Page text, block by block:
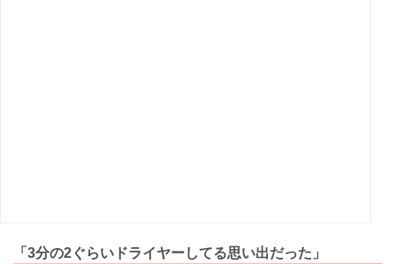
「3分の2ぐらいドライヤーしてる思い出だった」